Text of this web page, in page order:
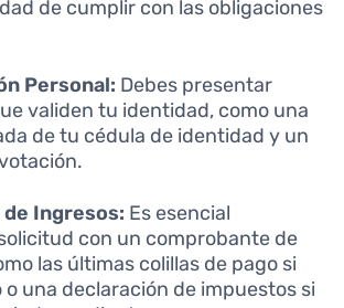
de cumplir con las obligaciones
Personal: Debes presentar
validen tu identidad, como una
de tu cédula de identidad y un
Ingresos: Es esencial
con un comprobante de
las últimas colillas de pago si
o una declaración de impuestos si